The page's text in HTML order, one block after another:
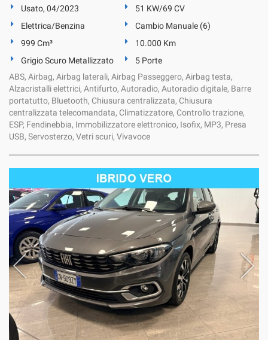
Usato, 04/2023
51 KW/69 CV
Elettrica/Benzina
Cambio Manuale (6)
999 Cm³
10.000 Km
Grigio Scuro Metallizzato
5 Porte
ABS, Airbag, Airbag laterali, Airbag Passeggero, Airbag testa,
Alzacristalli elettrici, Antifurto, Autoradio, Autoradio digitale, Barre
portatutto, Bluetooth, Chiusura centralizzata, Chiusura
centralizzata telecomandata, Climatizzatore, Controllo trazione,
ESP, Fendinebbia, Immobilizzatore elettronico, Isofix, MP3, Presa
USB, Servosterzo, Vetri scuri, Vivavoce